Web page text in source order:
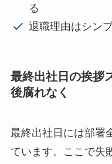
る
退職理由はシン
最終出社日の挨拶
後腐れなく
最終出社日には部署
ています。ここで失